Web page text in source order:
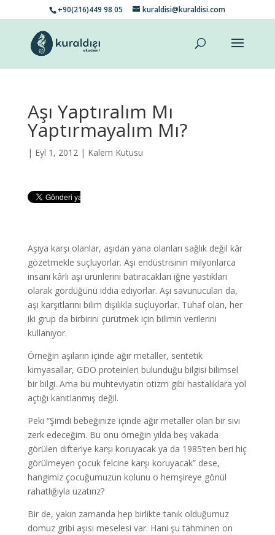
+90(216)449 98 05 kuraldisi@kuraldisi.com
Aşı Yaptıralım Mı
Yaptırmayalım Mı?
| Eyl 1, 2012 | Kalem Kutusu
Aşıya karşı olanlar, aşıdan yana olanları sağlık değil kâr
gözetmekle suçluyorlar. Aşı endüstrisinin milyonlarca
insanı kârlı aşı ürünlerini batıracakları iğne yastıkları
olarak gördüğünü iddia ediyorlar. Aşı savunucuları da,
aşı karşıtlarını bilim dışılıkla suçluyorlar. Tuhaf olan, her
iki grup da birbirini çürütmek için bilimin verilerini
kullanıyor.
Örneğin aşıların içinde ağır metaller, sentetik
kimyasallar, GDO proteinleri bulunduğu bilgisi bilimsel
bir bilgi. Ama bu muhteviyatın otizm gibi hastalıklara yol
açtığı kanıtlanmış değil.
Peki “Şimdi bebeğinize içinde ağır metaller olan bir sıvı
zerk edeceğim. Bu onu örneğin yılda beş vakada
görülen difteriye karşı koruyacak ya da 1985’ten beri hiç
görülmeyen çocuk felcine karşı koruyacak” dese,
hangimiz çocuğumuzun kolunu o hemşireye gönül
rahatlığıyla uzatırız?
Bir de, yakın zamanda hep birlikte tanık olduğumuz
domuz gribi aşısı meselesi var. Hani şu tahminen on